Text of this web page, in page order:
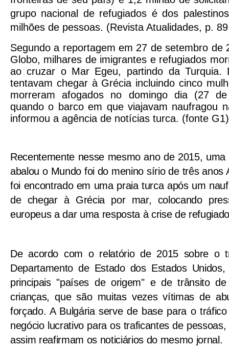
grupo nacional de refugiados é dos
milhões de pessoas. (Revista Atualidades, p.
Segundo a reportagem em 27 de setembro de
Globo, milhares de imigrantes e refugiados
ao cruzar o Mar Egeu, partindo da Turquia.
tentavam chegar à Grécia incluindo cinco
morreram afogados no domingo dia (27
quando o barco em que viajavam naufragou
informou a agência de notícias turca. (fonte G1)
Recentemente nesse mesmo ano de 2015,
abalou o Mundo foi do menino sírio de três anos
foi encontrado em uma praia turca após um
de chegar à Grécia por mar, colocando
europeus a dar uma resposta à crise de
De acordo com o relatório de 2015 sobre o
Departamento de Estado dos Estados
principais "países de origem" e de trânsito
crianças, que são muitas vezes vítimas de
forçado. A Bulgária serve de base para o
negócio lucrativo para os traficantes de
assim reafirmam os noticiários do mesmo jornal.